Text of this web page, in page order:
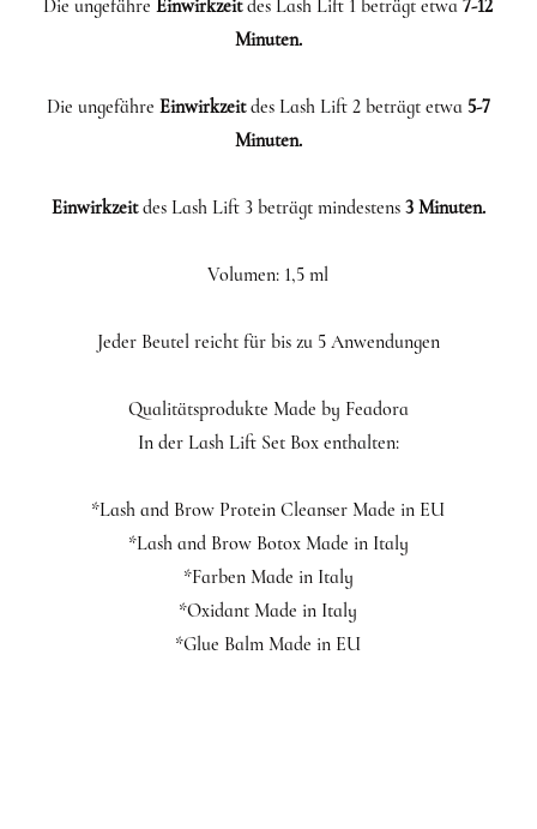
Die ungefähreEinwirkzeitdes Lash Lift 1 beträgt etwa7-12
Minuten.
Die ungefähre Einwirkzeitdes Lash Lift 2 beträgt etwa 5-7
Minuten.
Einwirkzeitdes Lash Lift 3 beträgt mindestens 3 Minuten.
Volumen: 1,5 ml
Jeder Beutel reicht für bis zu 5 Anwendungen
Qualitätsprodukte Made by Feadora
In der Lash Lift Set Box enthalten:
*Lash and Brow Protein Cleanser Made in EU
*Lash and Brow Botox Made in Italy
*Farben Made in Italy
*Oxidant Made in Italy
*Glue Balm Made in EU